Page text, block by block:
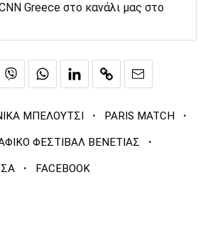
Greece στο κανάλι μας στο
ΜΠΕΛΟΥΤΣΙ · PARIS MATCH ·
ΦΕΣΤΙΒΑΛ ΒΕΝΕΤΙΑΣ ·
· FACEBOOK